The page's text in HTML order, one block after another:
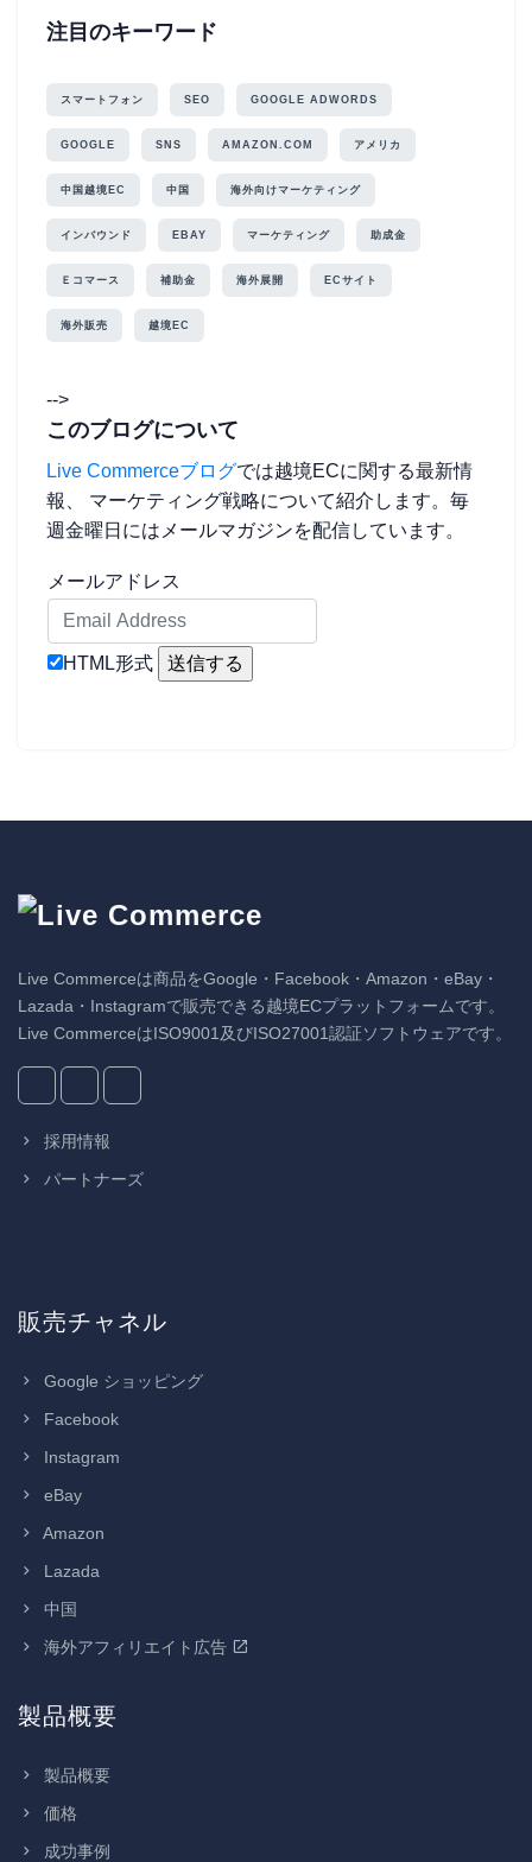
注目のキーワード
スマートフォン SEO GOOGLE ADWORDS
GOOGLE SNS AMAZON.COM アメリカ
中国越境EC 中国 海外向けマーケティング
インバウンド EBAY マーケティング 助成金
Ｅコマース 補助金 海外展開 ECサイト
海外販売 越境EC
-->
このブログについて
Live Commerceブログでは越境ECに関する最新情
報、 マーケティング戦略について紹介します。毎
週金曜日にはメールマガジンを配信しています。
メールアドレス
HTML形式
Live Commerceは商品をGoogle・Facebook・Amazon・eBay・
Lazada・Instagramで販売できる越境ECプラットフォームです。
Live CommerceはISO9001及びISO27001認証ソフトウェアです。
採用情報
パートナーズ
販売チャネル
Google ショッピング
Facebook
Instagram
eBay
Amazon
Lazada
中国
海外アフィリエイト広告
製品概要
製品概要
価格
成功事例